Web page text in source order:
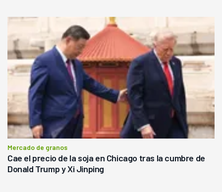
Mercado de granos
Cae el precio de la soja en Chicago tras la cumbre de
Donald Trump y Xi Jinping